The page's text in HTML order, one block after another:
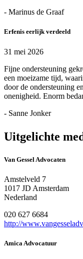
- Marinus de Graaf
Erfenis eerlijk verdeeld
31 mei 2026
Fijne ondersteuning
een moeizame tijd,
door de ondersteuning
onenigheid. Enorm
- Sanne Jonker
Uitgelichte
Van Gessel Advocaten
Amstelveld 7
1017 JD Amsterdam
Nederland
020 627 6684
http://
Amica Advocatuur